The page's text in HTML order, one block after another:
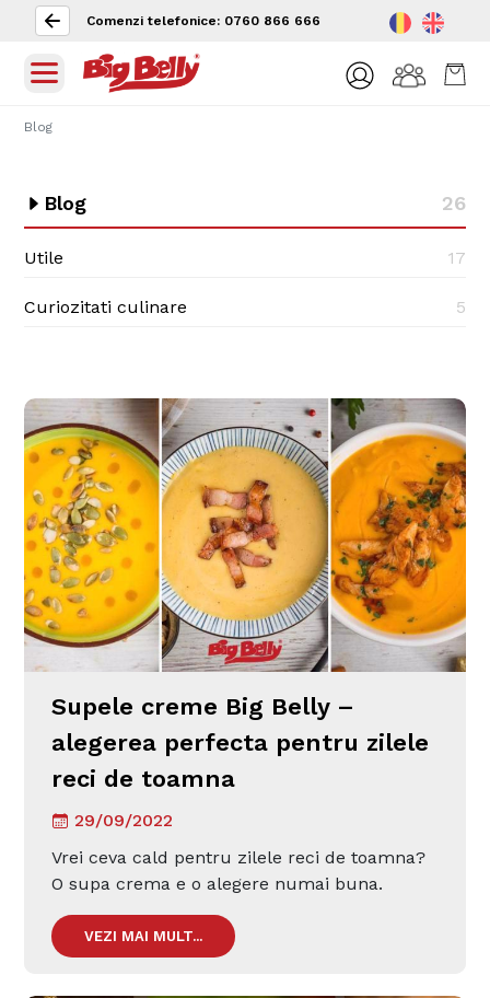
Comenzi telefonice: 0760 866 666
Blog
Supele creme Big Belly –
alegerea perfecta pentru zilele
reci de toamna
29/09/2022
Vrei ceva cald pentru zilele reci de toamna?
O supa crema e o alegere numai buna.
VEZI MAI MULT...
Blog 26
Utile 17
Curiozitati culinare 5